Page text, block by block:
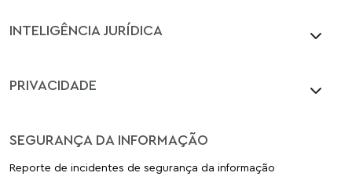
INTELIGÊNCIA JURÍDICA
PRIVACIDADE
SEGURANÇA DA INFORMAÇÃO
Reporte de incidentes de segurança da informação